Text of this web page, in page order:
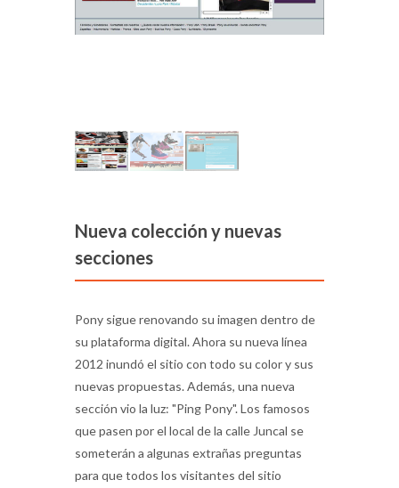
Nueva colección y nuevas
secciones
Pony sigue renovando su imagen dentro de
su plataforma digital. Ahora su nueva línea
2012 inundó el sitio con todo su color y sus
nuevas propuestas. Además, una nueva
sección vio la luz: "Ping Pony". Los famosos
que pasen por el local de la calle Juncal se
someterán a algunas extrañas preguntas
para que todos los visitantes del sitio